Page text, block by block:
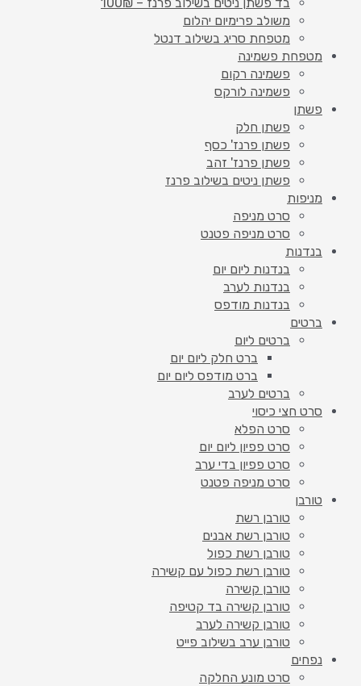
משולב פרימיום יהלום
מטפחת סריג בשילוב דנטל
מטפחת פשמינה
פשמינה רקום
פשמינה לורקס
פשתן
פשתן חלק
פשתן פרנז' כסף
פשתן פרנז' זהב
פשתן ניטים בשילוב פרנז
מניפות
סרט מניפה
סרט מניפה פטנט
בנדנות
בנדנות ליום יום
בנדנות לערב
בנדנות מודפס
ברטים
ברטים ליום
ברט חלק ליום יום
ברט מודפס ליום יום
ברטים לערב
סרט חצי כיסוי
סרט הפלא
סרט פפיון ליום יום
סרט פפיון בדי ערב
סרט מניפה פטנט
טורבן
טורבן רשת
טורבן רשת אבנים
טורבן רשת כפול
טורבן רשת כפול עם קשירה
טורבן קשירה
טורבן קשירה בד קטיפה
טורבן קשירה לערב
טורבן ערב בשילוב פייט
נפחים
סרט מונע החלקה